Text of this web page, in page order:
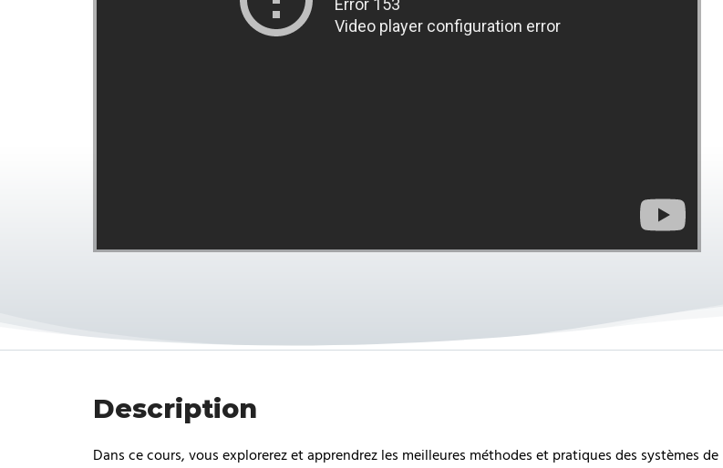
Description
Dans ce cours, vous explorerez et apprendrez les meilleures méthodes et pratiques des systèmes de